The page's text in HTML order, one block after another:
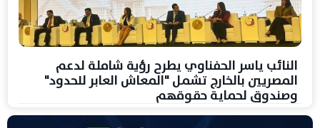
النائب ياسر الحفناوي يطرح رؤية شاملة لدعم
المصريين بالخارج تشمل "المعاش العابر للحدود"
وصندوق لحماية حقوقهم